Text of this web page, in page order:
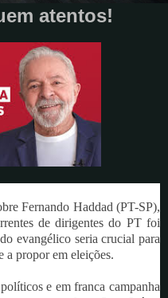
atentos!
Fernando Haddad (PT-SP),
de dirigentes do PT foi
evangélico seria crucial para
a propor em eleições.
e em franca campanha